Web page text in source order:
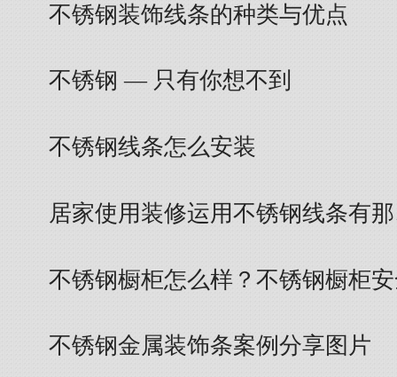
不锈钢装饰线条的种类与优点
不锈钢 — 只有你想不到
不锈钢线条怎么安装
居家使用装修运用不锈钢线条有
不锈钢橱柜怎么样？不锈钢橱柜
不锈钢金属装饰条案例分享图片